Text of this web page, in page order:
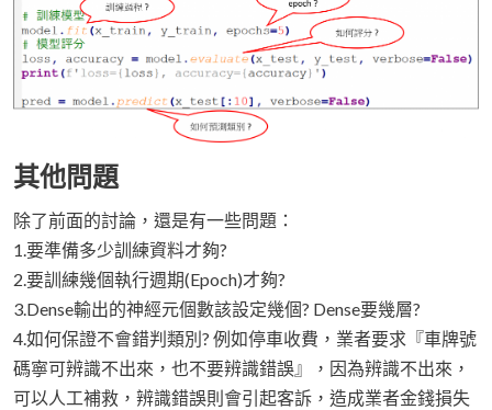
其他問題
除了前面的討論，還是有一些問題：
1.要準備多少訓練資料才夠?
2.要訓練幾個執行週期(Epoch)才夠?
3.Dense輸出的神經元個數該設定幾個? Dense要幾層?
4.如何保證不會錯判類別? 例如停車收費，業者要求『車牌號
碼寧可辨識不出來，也不要辨識錯誤』，因為辨識不出來，
可以人工補救，辨識錯誤則會引起客訴，造成業者金錢損失